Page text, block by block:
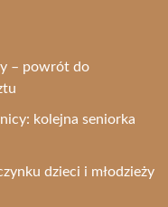
– powrót do
kolejna seniorka
dzieci i młodzieży